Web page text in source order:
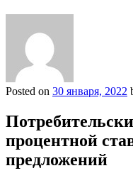
Posted on 30 января, 2022
процентной
предложений